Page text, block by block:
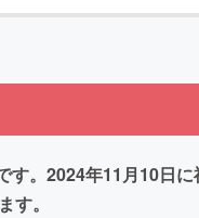
。2024年11月10日に
す。